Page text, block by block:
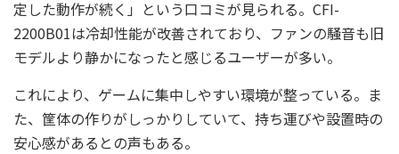
定した動作が続く」という口コミが見られる。CFI-
2200B01は冷却性能が改善されており、ファンの騒音も旧
モデルより静かになったと感じるユーザーが多い。
これにより、ゲームに集中しやすい環境が整っている。ま
た、筐体の作りがしっかりしていて、持ち運びや設置時の
安心感があるとの声もある。